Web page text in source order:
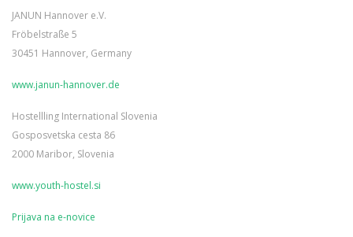
JANUN Hannover e.V.
Fröbelstraße 5
30451 Hannover, Germany
www.janun-hannover.de
Hostellling International Slovenia
Gosposvetska cesta 86
2000 Maribor, Slovenia
www.youth-hostel.si
Prijava na e-novice